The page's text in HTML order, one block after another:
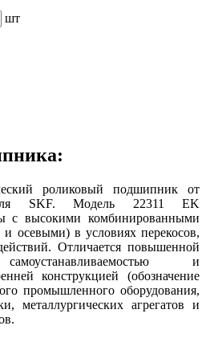
шт
роликовый подшипник от
SKF. Модель 22311 EK
с высокими комбинированными
осевыми) в условиях перекосов,
Отличается повышенной
и
конструкцией (обозначение
промышленного оборудования,
металлургических агрегатов и